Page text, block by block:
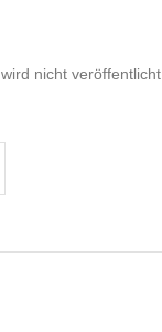
nicht veröffentlicht.